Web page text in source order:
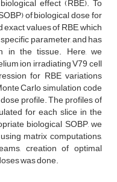
effect (RBE). To
of biological dose for
values of RBE, which
parameter, and has
in the tissue. Here, we
ion irradiating V79 cell
for RBE variations
Carlo simulation code
profile. The profiles of
for each slice in the
biological SOBP, we
matrix computations,
creation of optimal
was done.